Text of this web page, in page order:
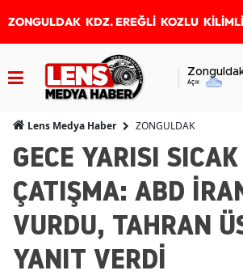
ZONGULDAK KDZ. EREĞLİ KOZLU KİLİMLİ
Açık
Lens Medya Haber ZONGULDAK
GECE YARISI SICAK
ÇATIŞMA: ABD
VURDU, TAHRAN
YANIT VERDİ